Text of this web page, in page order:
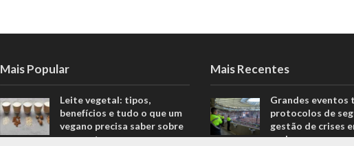
Mais Popular
Leite vegetal: tipos,
benefícios e tudo o que um
vegano precisa saber sobre
o assunto
Mais Recentes
Grandes eventos
protocolos de
gestão de crises
real